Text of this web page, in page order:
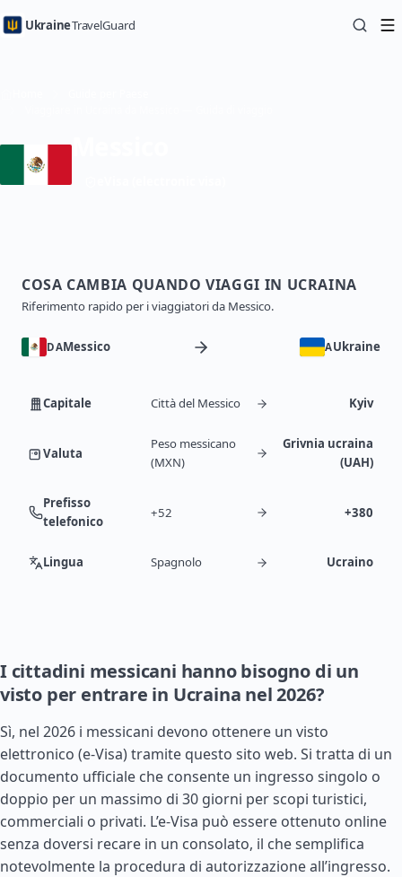
UkraineTravelGuard
COSA CAMBIA QUANDO VIAGGI IN UCRAINA
Riferimento rapido per i viaggiatori da Messico.
DAMessico AUkraine
Capitale Città del Messico Kyiv
Valuta
Peso messicano
(MXN)
Grivnia ucraina
(UAH)
Prefisso
telefonico
+52 +380
Lingua Spagnolo Ucraino
I cittadini messicani hanno bisogno di un
visto per entrare in Ucraina nel 2026?
Sì, nel 2026 i messicani devono ottenere un visto
elettronico (e-Visa) tramite questo sito web. Si tratta di un
documento ufficiale che consente un ingresso singolo o
doppio per un massimo di 30 giorni per scopi turistici,
commerciali o privati. L’e-Visa può essere ottenuto online
senza doversi recare in un consolato, il che semplifica
notevolmente la procedura di autorizzazione all’ingresso.